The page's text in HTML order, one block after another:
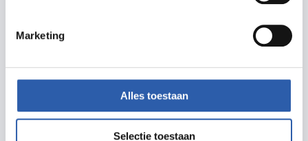
Marketing
Alles toestaan
Selectie toestaan
Prijzen